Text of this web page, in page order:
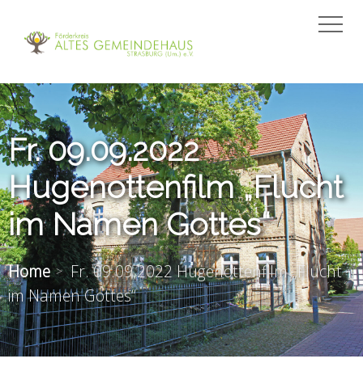
Fr. 09.09.2022
Hugenottenfilm „Flucht
im Namen Gottes“
Home
Fr. 09.09.2022 Hugenottenfilm „Flucht
im Namen Gottes“